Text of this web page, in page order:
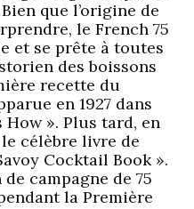
que l’origine de
le French 75
et se prête à toutes
des boissons
recette du
en 1927 dans
». Plus tard, en
célèbre livre de
Cocktail Book ».
campagne de 75
la Première